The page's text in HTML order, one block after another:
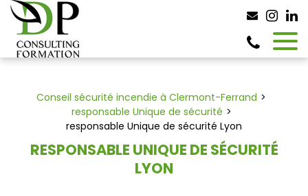
Conseil sécurité incendie à Clermont-Ferrand
responsable Unique de sécurité
responsable Unique de sécurité Lyon
RESPONSABLE UNIQUE DE SÉCURITÉ
LYON
Panneau de gestion des cookies